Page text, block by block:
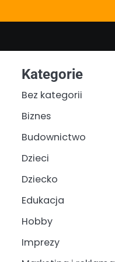
Kategorie
Bez kategorii
Biznes
Budownictwo
Dzieci
Dziecko
Edukacja
Hobby
Imprezy